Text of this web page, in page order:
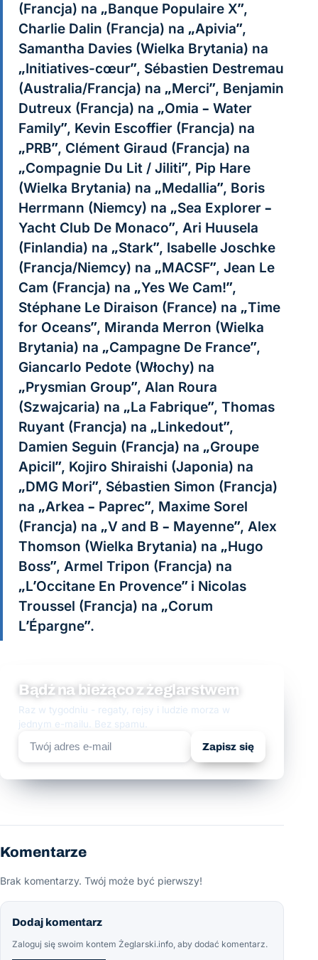
(Francja) na „Banque Populaire X”,
Charlie Dalin (Francja) na „Apivia”,
Samantha Davies (Wielka Brytania) na
„Initiatives-cœur”, Sébastien Destremau
(Australia/Francja) na „Merci”, Benjamin
Dutreux (Francja) na „Omia – Water
Family”, Kevin Escoffier (Francja) na
„PRB”, Clément Giraud (Francja) na
„Compagnie Du Lit / Jiliti”, Pip Hare
(Wielka Brytania) na „Medallia”, Boris
Herrmann (Niemcy) na „Sea Explorer –
Yacht Club De Monaco”, Ari Huusela
(Finlandia) na „Stark”, Isabelle Joschke
(Francja/Niemcy) na „MACSF”, Jean Le
Cam (Francja) na „Yes We Cam!”,
Stéphane Le Diraison (France) na „Time
for Oceans”, Miranda Merron (Wielka
Brytania) na „Campagne De France”,
Giancarlo Pedote (Włochy) na
„Prysmian Group”, Alan Roura
(Szwajcaria) na „La Fabrique”, Thomas
Ruyant (Francja) na „Linkedout”,
Damien Seguin (Francja) na „Groupe
Apicil”, Kojiro Shiraishi (Japonia) na
„DMG Mori”, Sébastien Simon (Francja)
na „Arkea – Paprec”, Maxime Sorel
(Francja) na „V and B – Mayenne”, Alex
Thomson (Wielka Brytania) na „Hugo
Boss”, Armel Tripon (Francja) na
„L’Occitane En Provence” i Nicolas
Troussel (Francja) na „Corum
L’Épargne”.
Bądź na bieżąco z żeglarstwem
Raz w tygodniu - regaty, rejsy i ludzie morza w
jednym e-mailu. Bez spamu.
Zapisz się
Komentarze
Brak komentarzy. Twój może być pierwszy!
Dodaj komentarz
Zaloguj się swoim kontem Żeglarski.info, aby dodać komentarz.